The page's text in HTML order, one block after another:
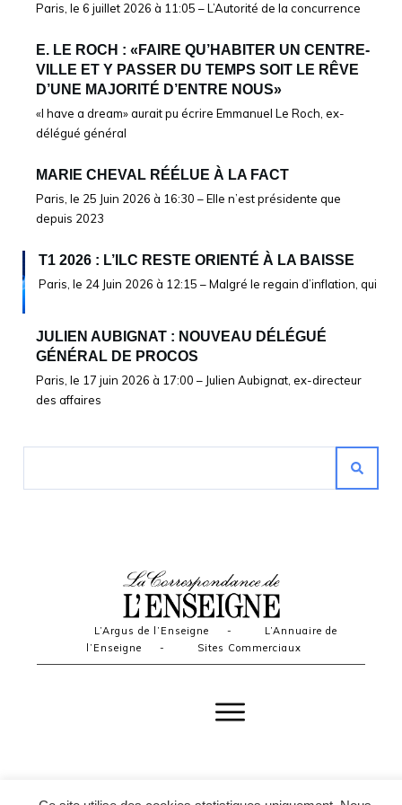
Paris, le 6 juillet 2026 à 11:05 – L’Autorité de la concurrence
E. LE ROCH : «FAIRE QU’HABITER UN CENTRE-
VILLE ET Y PASSER DU TEMPS SOIT LE RÊVE
D’UNE MAJORITÉ D’ENTRE NOUS»
«I have a dream» aurait pu écrire Emmanuel Le Roch, ex-
délégué général
MARIE CHEVAL RÉÉLUE À LA FACT
Paris, le 25 Juin 2026 à 16:30 – Elle n’est présidente que
depuis 2023
T1 2026 : L’ILC RESTE ORIENTÉ À LA BAISSE
Paris, le 24 Juin 2026 à 12:15 – Malgré le regain d’inflation, qui
JULIEN AUBIGNAT : NOUVEAU DÉLÉGUÉ
GÉNÉRAL DE PROCOS
Paris, le 17 juin 2026 à 17:00 – Julien Aubignat, ex-directeur
des affaires
L’Argus de l’Enseigne -
L’Annuaire de
l’Enseigne
- Sites Commerciaux